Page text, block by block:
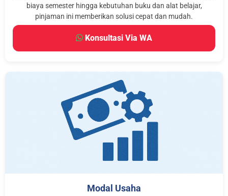
biaya semester hingga kebutuhan buku dan alat belajar,
pinjaman ini memberikan solusi cepat dan mudah.
Konsultasi Via WA
Modal Usaha